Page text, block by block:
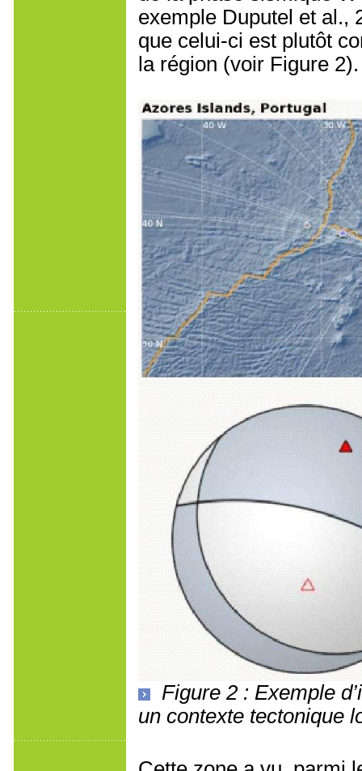
exemple Duputel et al.,
que celui-ci est plutôt
la région (voir Figure 2).
Figure 2 : Exemple
un contexte tectonique